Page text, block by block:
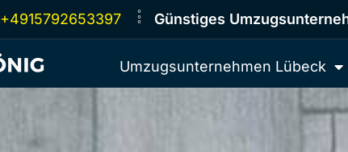
+4915792653397 Günstiges
Umzugsunternehmen Lübeck